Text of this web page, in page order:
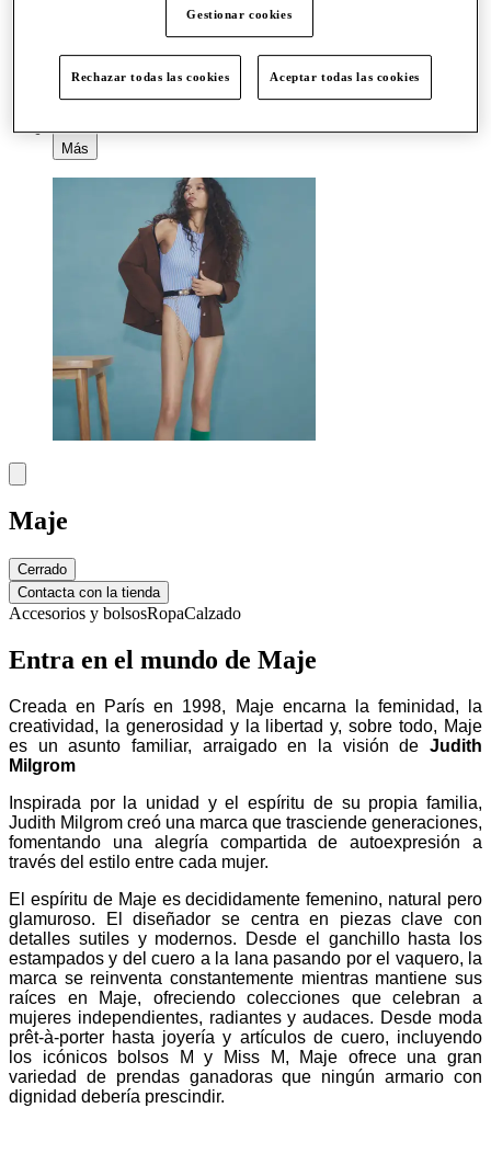
Comer y beber
Tarjetas regalo
Servicios
Más
Maje
Cerrado
Contacta con la tienda
Accesorios y bolsosRopaCalzado
Entra en el mundo de Maje
Creada en París en 1998, Maje encarna la feminidad, la
creatividad, la generosidad y la libertad y, sobre todo, Maje
es un asunto familiar, arraigado en la visión de Judith
Milgrom
Inspirada por la unidad y el espíritu de su propia familia,
Judith Milgrom creó una marca que trasciende generaciones,
fomentando una alegría compartida de autoexpresión a
través del estilo entre cada mujer.
El espíritu de Maje es decididamente femenino, natural pero
glamuroso. El diseñador se centra en piezas clave con
detalles sutiles y modernos. Desde el ganchillo hasta los
estampados y del cuero a la lana pasando por el vaquero, la
marca se reinventa constantemente mientras mantiene sus
raíces en Maje, ofreciendo colecciones que celebran a
mujeres independientes, radiantes y audaces. Desde moda
prêt-à-porter hasta joyería y artículos de cuero, incluyendo
los icónicos bolsos M y Miss M, Maje ofrece una gran
variedad de prendas ganadoras que ningún armario con
dignidad debería prescindir.
Gestionar cookies
Rechazar todas las cookies Aceptar todas las cookies